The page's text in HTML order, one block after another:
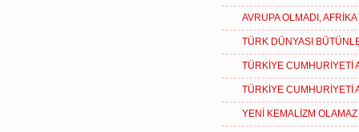
AVRUPA OLMADI,
TÜRK DÜNYASI
TÜRKİYE CUMHURİYETİ
TÜRKİYE CUMHURİYETİ
YENİ KEMALİZM